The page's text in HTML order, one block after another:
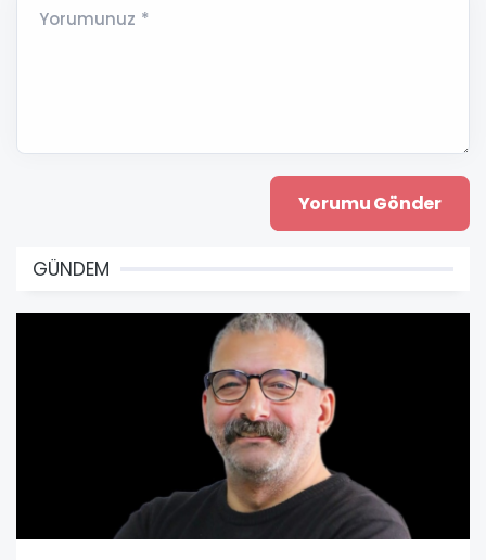
Yorumunuz *
GÜNDEM